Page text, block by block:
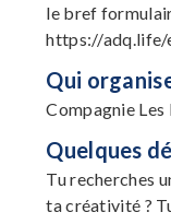
le bref
https://adq.life/
Qui
Compagnie Les
Quelques
Tu recherches
ta créativité ?